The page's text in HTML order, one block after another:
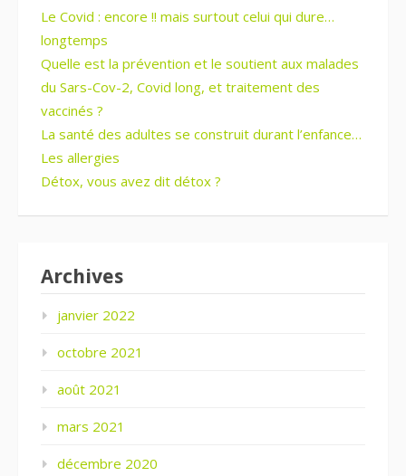
Le Covid : encore !! mais surtout celui qui dure…
longtemps
Quelle est la prévention et le soutient aux malades
du Sars-Cov-2, Covid long, et traitement des
vaccinés ?
La santé des adultes se construit durant l’enfance…
Les allergies
Détox, vous avez dit détox ?
Archives
janvier 2022
octobre 2021
août 2021
mars 2021
décembre 2020